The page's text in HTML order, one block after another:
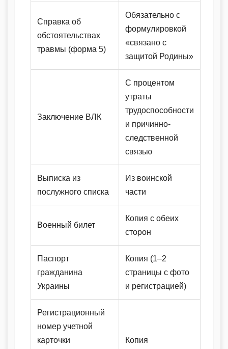
Справка об
обстоятельствах
травмы (форма 5)
Обязательно с
формулировкой
«связано с
защитой Родины»
Заключение ВЛК
С процентом
утраты
трудоспособности
и причинно-
следственной
связью
Выписка из
послужного списка
Из воинской
части
Военный билет
Копия с обеих
сторон
Паспорт
гражданина
Украины
Копия (1–2
страницы с фото
и регистрацией)
Регистрационный
номер учетной
карточки
Копия